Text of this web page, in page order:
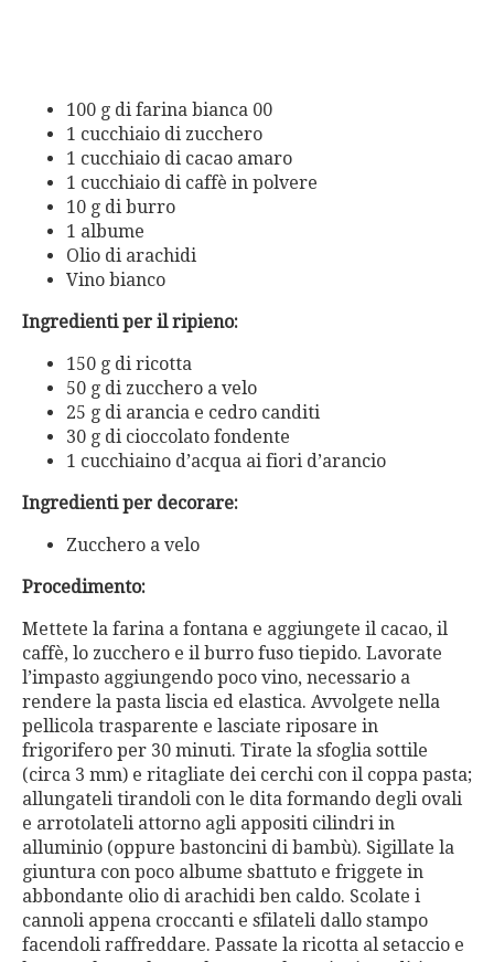
100 g di farina bianca 00
1 cucchiaio di zucchero
1 cucchiaio di cacao amaro
1 cucchiaio di caffè in polvere
10 g di burro
1 albume
Olio di arachidi
Vino bianco
Ingredienti per il ripieno:
150 g di ricotta
50 g di zucchero a velo
25 g di arancia e cedro canditi
30 g di cioccolato fondente
1 cucchiaino d’acqua ai fiori d’arancio
Ingredienti per decorare:
Zucchero a velo
Procedimento:
Mettete la farina a fontana e aggiungete il cacao, il
caffè, lo zucchero e il burro fuso tiepido. Lavorate
l’impasto aggiungendo poco vino, necessario a
rendere la pasta liscia ed elastica. Avvolgete nella
pellicola trasparente e lasciate riposare in
frigorifero per 30 minuti. Tirate la sfoglia sottile
(circa 3 mm) e ritagliate dei cerchi con il coppa pasta;
allungateli tirandoli con le dita formando degli ovali
e arrotolateli attorno agli appositi cilindri in
alluminio (oppure bastoncini di bambù). Sigillate la
giuntura con poco albume sbattuto e friggete in
abbondante olio di arachidi ben caldo. Scolate i
cannoli appena croccanti e sfilateli dallo stampo
facendoli raffreddare. Passate la ricotta al setaccio e